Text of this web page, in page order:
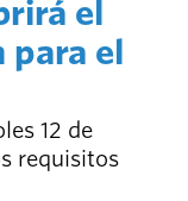
el
para el
12 de
requisitos